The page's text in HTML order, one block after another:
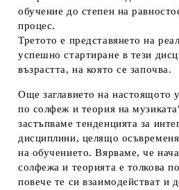
обучение до степен на
процес.
Третото е представянето на
успешно стартиране в тези
възрастта, на която се започва.
Още заглавието на настоящото
по солфеж и теория на
застъпваме тенденцията за
дисциплини, целящо
на обучението. Вярваме, че
солфежа и теорията е толкова
повече те си взаимодействат и